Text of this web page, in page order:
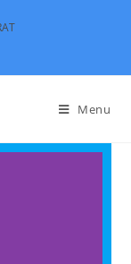
Menu